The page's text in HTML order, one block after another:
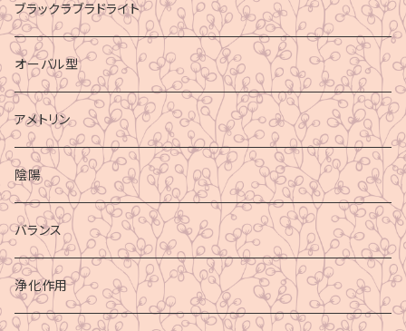
ブラックラブラドライト
オーバル型
アメトリン
陰陽
バランス
浄化作用